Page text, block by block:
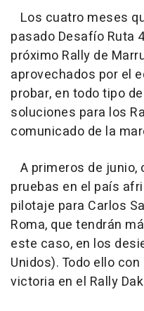
Los cuatro meses
pasado Desafío Ruta
próximo Rally de
aprovechados por el
probar, en todo tipo
soluciones para los
comunicado de la
A primeros de junio,
pruebas en el país
pilotaje para Carlos
Roma, que tendrán
este caso, en los
Unidos). Todo ello
victoria en el Rally